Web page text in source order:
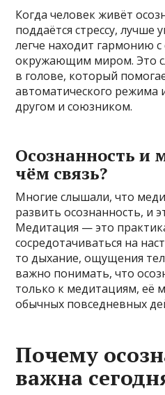
Когда человек живёт
поддаётся стрессу, лучше
легче находит гармонию
окружающим миром. Это
в голове, который
автоматического режима
другом и союзником.
Осознанность и
чём связь?
Многие слышали, что
развить осознанность, и
Медитация — это
сосредотачиваться на
то дыхание, ощущения
важно понимать, что
только к медитациям, её
обычных повседневных
Почему
важна